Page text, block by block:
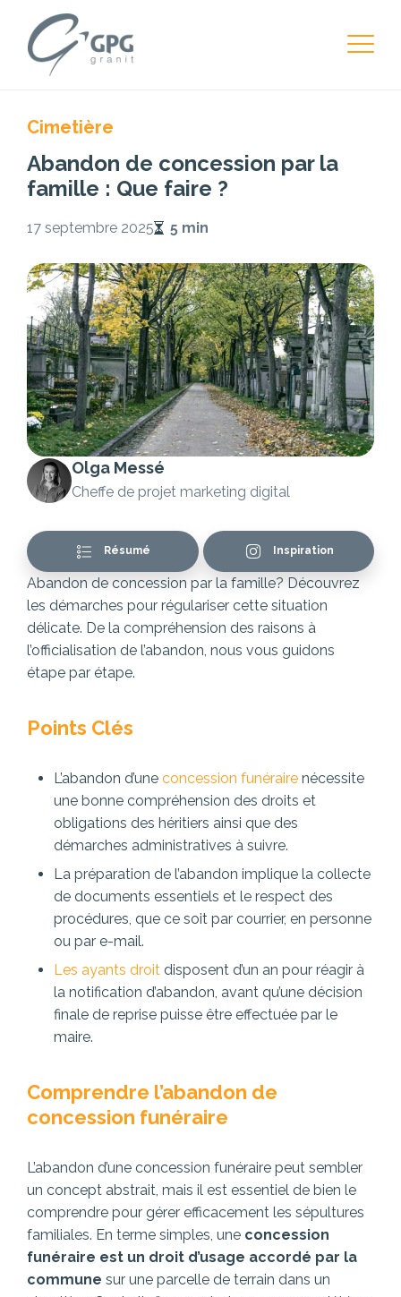
Cimetière
Abandon de concession par la
famille : Que faire ?
17 septembre 2025 5 min
Abandon de concession par la famille? Découvrez
les démarches pour régulariser cette situation
délicate. De la compréhension des raisons à
l’officialisation de l’abandon, nous vous guidons
étape par étape.
Points Clés
L’abandon d’une concession funéraire nécessite
une bonne compréhension des droits et
obligations des héritiers ainsi que des
démarches administratives à suivre.
La préparation de l’abandon implique la collecte
de documents essentiels et le respect des
procédures, que ce soit par courrier, en personne
ou par e-mail.
Les ayants droit disposent d’un an pour réagir à
la notification d’abandon, avant qu’une décision
finale de reprise puisse être effectuée par le
maire.
Comprendre l’abandon de
concession funéraire
L’abandon d’une concession funéraire peut sembler
un concept abstrait, mais il est essentiel de bien le
comprendre pour gérer efficacement les sépultures
familiales. En terme simples, une concession
funéraire est un droit d’usage accordé par la
commune sur une parcelle de terrain dans un
Olga Messé
Cheffe de projet marketing digital
Résumé Inspiration